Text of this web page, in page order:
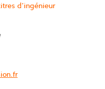
d’ingénieur